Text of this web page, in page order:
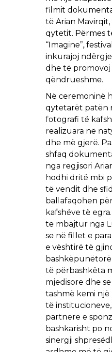
filmit
të Arian
qytetit. Përmes
“Imagine”,
inkurajoj
dhe të
qëndrueshme.
Në ceremoninë
qytetarët patën
fotografi të
realizuara në
dhe më gjerë.
shfaq
nga regjisori
hodhi dritë mbi
të vendit dhe
ballafaqohen
kafshëve të
të mbajtur nga
se në fillet e
e vështirë të
të përbashkëta
mjedisore dhe
tashmë kemi
të
partnere e
bashkarisht po
sinergji